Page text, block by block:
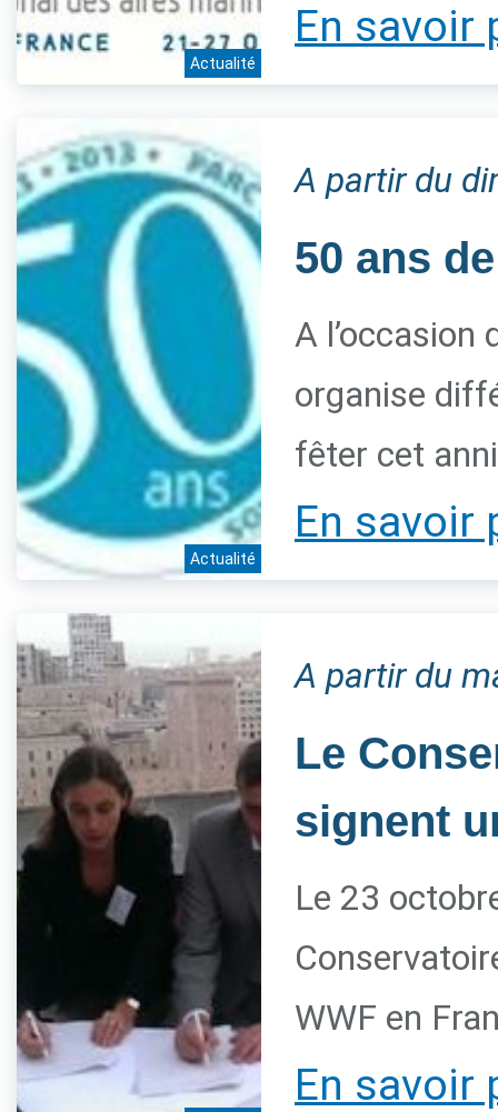
Actualité
En savoir
Actualité
A partir du
50 ans
A l’occasion
organise
fêter cet
En savoir
A partir du
Le
signent
Le 23
WWF en
En savoir